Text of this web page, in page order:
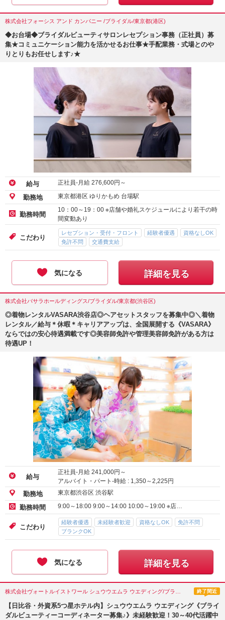
株式会社フォーシス アンド カンパニー /ブライダル/東京都(港区)
◆お台場◆ブライダルビューティサロンレセプション事務（正社員）募
集★コミュニケーション能力を活かせるお仕事★手配業務・式場とのや
りとりもお任せします♪★
給与 正社員-月給 276,600円～
勤務地 東京都港区 ゆりかもめ 台場駅
勤務時間
10：00～19：00 ※店舗や婚礼スケジュールにより若干の時
間変動あり
こだわり
レセプション・受付・フロント 経験者優遇
資格なしOK
免許不問
交通費支給
気になる 詳細を見る
株式会社バサラホールディングス/ブライダル/東京都(渋谷区)
◎着物レンタルVASARA渋谷店◎ヘアセットスタッフを募集中◎＼着物
レンタル／給与＊休暇＊キャリアアップは、全国展開する《VASARA》
ならではの安心待遇満載です◎美容師免許や管理美容師免許がある方は
待遇UP！
給与
正社員-月給 241,000円～
アルバイト・パート-時給 : 1,350～2,225 円
勤務地 東京都渋谷区 渋谷駅
勤務時間 9:00～18:00 9:00～14:00 10:00～19:00 ※店…
こだわり
経験者優遇 未経験者歓迎 資格なしOK
免許不問
ブランクOK
気になる 詳細を見る
終了間近
【日比谷・外資系5つ星ホテル内】シュウウエムラ ウエディング《ブライ
ダルビューティーコーディネーター募集♪》未経験歓迎！30～40代活躍中